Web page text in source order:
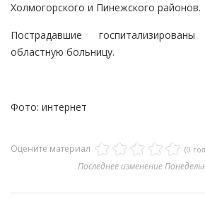
Холмогорского и Пинежского районов.
Пострадавшие
областную больницу.
Фото: интернет
Оцените материал (0
Последнее изменение